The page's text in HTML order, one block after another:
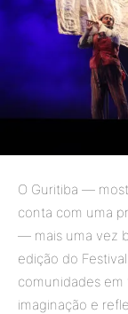
O Guritiba —
conta com uma
— mais uma vez
edição do
comunidades
imaginação e